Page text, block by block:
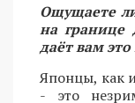
Ощущаете
на границе
даёт вам
Японцы, как
- это